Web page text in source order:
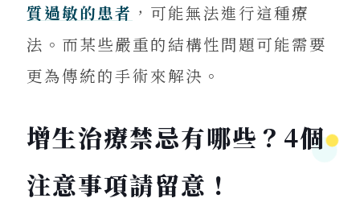
質過敏的患者 ，可能無法進行這種療
法。而某些嚴重的結構性問題可能需要
更為傳統的手術來解決。
增生治療禁忌有哪些？4個
注意事項請留意！